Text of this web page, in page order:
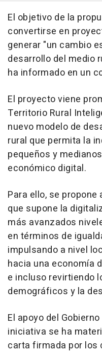
El objetivo de la
convertirse en
generar "un cambio
desarrollo del medio
ha informado en un
El proyecto viene
Territorio Rural
nuevo modelo de
rural que permita la
pequeños y
económico digital.
Para ello, se
que supone la
más avanzados
en términos de
impulsando a nivel
hacia una economía
e incluso revirtiendo
demográficos y la
El apoyo del
iniciativa se ha
carta firmada por los